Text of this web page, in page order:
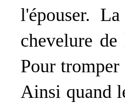
l'épouser.
chevelure
Pour
Ainsi quand